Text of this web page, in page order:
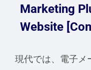
Marketing
Website
現代では、電子メ